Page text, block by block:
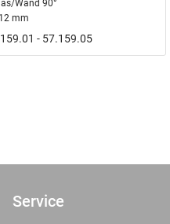
Wand 90°
mm
- 57.159.05
Service